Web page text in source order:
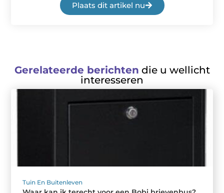
Plaats dit artikel nu
Gerelateerde berichten die u wellicht
interesseren
Tuin En Buitenleven